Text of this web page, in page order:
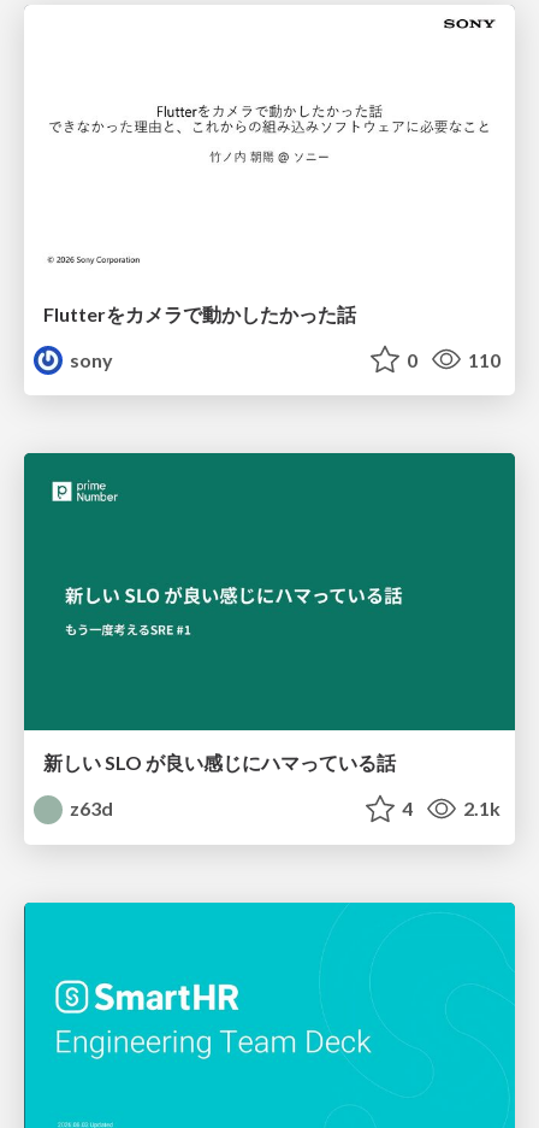
Flutterをカメラで動かしたかった話
sony
0 110
新しい SLO が良い感じにハマっている話
z63d
4 2.1k